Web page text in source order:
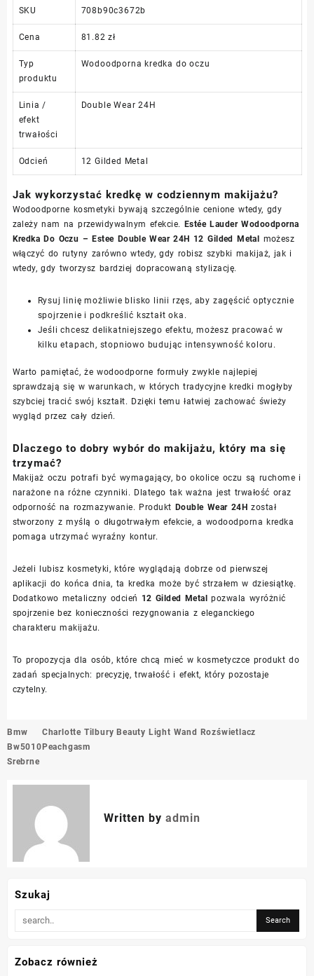
SKU 708b90c3672b
Cena 81.82 zł
Typ
produktu
Wodoodporna kredka do oczu
Linia /
efekt
trwałości
Double Wear 24H
Odcień 12 Gilded Metal
Jak wykorzystać kredkę w codziennym makijażu?
Wodoodporne kosmetyki bywają szczególnie cenione wtedy, gdy
zależy nam na przewidywalnym efekcie. Estée Lauder Wodoodporna
Kredka Do Oczu – Estee Double Wear 24H 12 Gilded Metal możesz
włączyć do rutyny zarówno wtedy, gdy robisz szybki makijaż, jak i
wtedy, gdy tworzysz bardziej dopracowaną stylizację.
Rysuj linię możliwie blisko linii rzęs, aby zagęścić optycznie
spojrzenie i podkreślić kształt oka.
Jeśli chcesz delikatniejszego efektu, możesz pracować w
kilku etapach, stopniowo budując intensywność koloru.
Warto pamiętać, że wodoodporne formuły zwykle najlepiej
sprawdzają się w warunkach, w których tradycyjne kredki mogłyby
szybciej tracić swój kształt. Dzięki temu łatwiej zachować świeży
wygląd przez cały dzień.
Dlaczego to dobry wybór do makijażu, który ma się
trzymać?
Makijaż oczu potrafi być wymagający, bo okolice oczu są ruchome i
narażone na różne czynniki. Dlatego tak ważna jest trwałość oraz
odporność na rozmazywanie. Produkt Double Wear 24H został
stworzony z myślą o długotrwałym efekcie, a wodoodporna kredka
pomaga utrzymać wyraźny kontur.
Jeżeli lubisz kosmetyki, które wyglądają dobrze od pierwszej
aplikacji do końca dnia, ta kredka może być strzałem w dziesiątkę.
Dodatkowo metaliczny odcień 12 Gilded Metal pozwala wyróżnić
spojrzenie bez konieczności rezygnowania z eleganckiego
charakteru makijażu.
To propozycja dla osób, które chcą mieć w kosmetyczce produkt do
zadań specjalnych: precyzję, trwałość i efekt, który pozostaje
czytelny.
Nawigacja
wpisu
Bmw
Bw5010
Srebrne
Charlotte Tilbury Beauty Light Wand Rozświetlacz
Peachgasm
Written by admin
Szukaj
Zobacz również